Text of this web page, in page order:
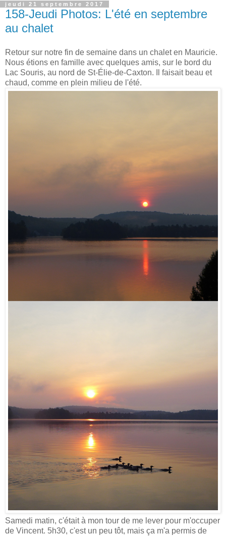
jeudi 21 septembre 2017
158-Jeudi Photos: L'été en septembre
au chalet
Retour sur notre fin de semaine dans un chalet en Mauricie.
Nous étions en famille avec quelques amis, sur le bord du
Lac Souris, au nord de St-Élie-de-Caxton. Il faisait beau et
chaud, comme en plein milieu de l'été.
Samedi matin, c'était à mon tour de me lever pour m'occuper
de Vincent. 5h30, c'est un peu tôt, mais ça m'a permis de